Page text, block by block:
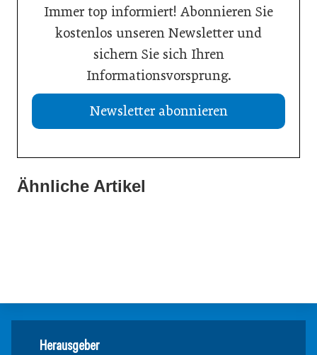
Immer top informiert! Abonnieren Sie
kostenlos unseren Newsletter und
sichern Sie sich Ihren
Informationsvorsprung.
Newsletter abonnieren
Ähnliche Artikel
23. März 2026
Herausgeber